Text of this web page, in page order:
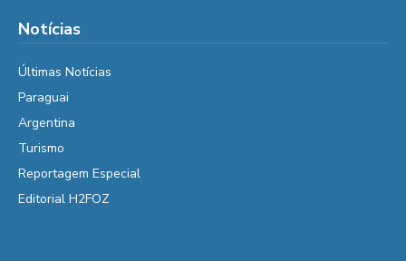
Notícias
Últimas Notícias
Paraguai
Argentina
Turismo
Reportagem Especial
Editorial H2FOZ